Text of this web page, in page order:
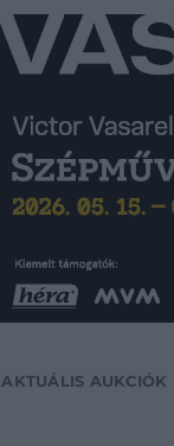
AKTUÁLIS AUKCIÓK